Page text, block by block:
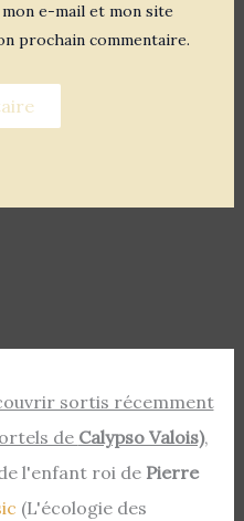
e-mail et mon site
prochain commentaire.
sortis récemment
de Calypso Valois),
l'enfant roi de Pierre
(L'écologie des